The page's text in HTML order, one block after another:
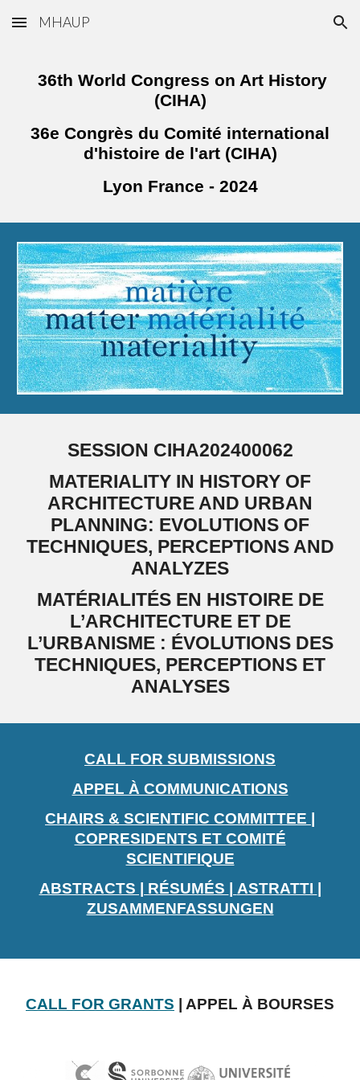
Skip to main content Skip to navigation
MHAUP
36th World Congress on Art History
(CIHA)
36e Congrès du Comité international
d'histoire de l'art (CIHA)
Lyon France - 2024
SESSION CIHA202400062
MATERIALITY IN HISTORY OF
ARCHITECTURE AND URBAN
PLANNING: EVOLUTIONS OF
TECHNIQUES, PERCEPTIONS AND
ANALYZES
MATÉRIALITÉS EN HISTOIRE DE
L’ARCHITECTURE ET DE
L’URBANISME : ÉVOLUTIONS DES
TECHNIQUES, PERCEPTIONS ET
ANALYSES
CALL FOR SUBMISSIONS
APPEL À COMMUNICATIONS
CHAIRS & SCIENTIFIC COMMITTEE |
COPRESIDENTS ET COMITÉ
SCIENTIFIQUE
ABSTRACTS | RÉSUMÉS
ASTRATTI
ZUSAMMENFASSUNGEN
CALL FOR GRANTS | APPEL À BOURSES